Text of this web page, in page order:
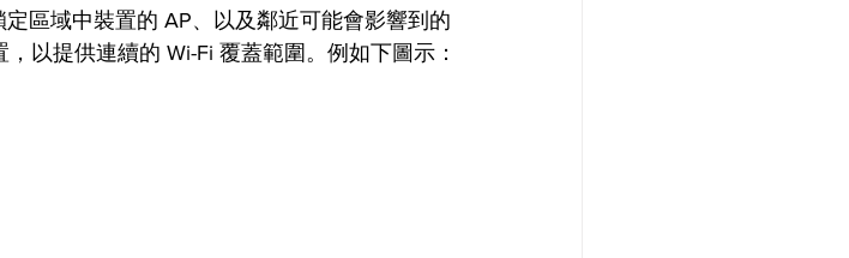
區域中裝置的 AP、以及鄰近可能會影響到的
以提供連續的 Wi-Fi 覆蓋範圍。例如下圖示：